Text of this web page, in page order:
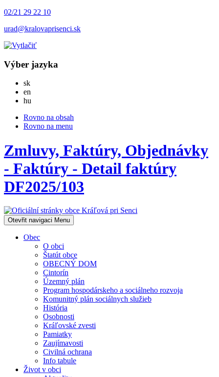
02/21 29 22 10
urad@kralovaprisenci.sk
Výber jazyka
skSlovensky
en
hu
Rovno na obsah
Rovno na menu
Zmluvy, Faktúry, Objednávky
- Faktúry - Detail faktúry
DF2025/103
Otevřit navigaci Menu
Obec
O obci
Štatút obce
OBECNÝ DOM
Cintorín
Územný plán
Program hospodárskeho a sociálneho rozvoja
Komunitný plán sociálnych služieb
História
Osobnosti
Kráľovské zvesti
Pamiatky
Zaujímavosti
Civilná ochrana
Info tabule
Život v obci